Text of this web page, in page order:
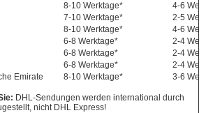
8-10 Werktage*
4-6
7-10 Werktage*
2-5
8-10 Werktage*
4-6
6-8 Werktage*
2-4
6-8 Werktage*
2-4
6-8 Werktage*
2-4
Emirate
8-10 Werktage* 3-6
DHL-Sendungen werden international durch
nicht DHL Express!